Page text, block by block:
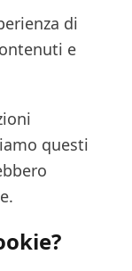
di
e
questi